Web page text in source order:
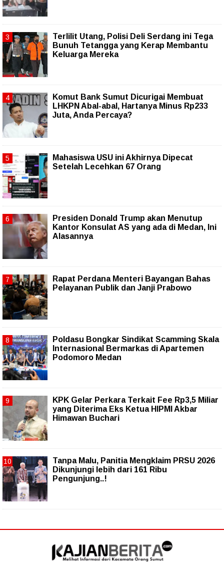
Terlilit Utang, Polisi Deli Serdang ini Tega
Bunuh Tetangga yang Kerap Membantu
Keluarga Mereka
Komut Bank Sumut Dicurigai Membuat
LHKPN Abal-abal, Hartanya Minus Rp233
Juta, Anda Percaya?
Mahasiswa USU ini Akhirnya Dipecat
Setelah Lecehkan 67 Orang
Presiden Donald Trump akan Menutup
Kantor Konsulat AS yang ada di Medan, Ini
Alasannya
Rapat Perdana Menteri Bayangan Bahas
Pelayanan Publik dan Janji Prabowo
Poldasu Bongkar Sindikat Scamming Skala
Internasional Bermarkas di Apartemen
Podomoro Medan
KPK Gelar Perkara Terkait Fee Rp3,5 Miliar
yang Diterima Eks Ketua HIPMI Akbar
Himawan Buchari
Tanpa Malu, Panitia Mengklaim PRSU 2026
Dikunjungi lebih dari 161 Ribu
Pengunjung..!